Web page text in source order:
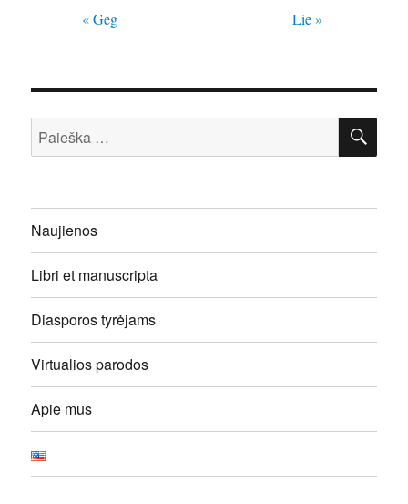
« Geg
Lie »
Ieškoti:
Naujienos
Libri et manuscripta
Diasporos tyrėjams
Virtualios parodos
Apie mus